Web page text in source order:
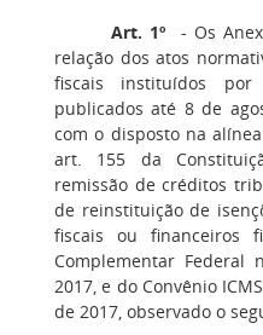
Art. 1º
- Os
relação dos atos
fiscais instituídos por
publicados até 8 de
com o disposto na
art. 155 da
remissão de créditos
de reinstituição de
fiscais ou financeiros
Complementar Federal
2017, e do Convênio
de 2017, observado o